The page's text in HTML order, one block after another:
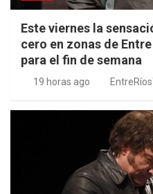
Este viernes la
cero en zonas de
para el fin de semana
19 horas ago